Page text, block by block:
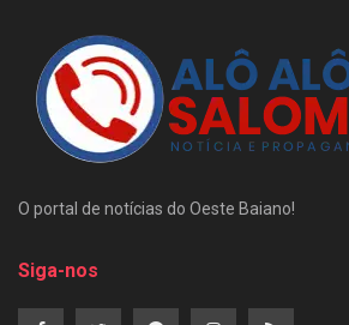
O portal de notícias do Oeste Baiano!
Siga-nos